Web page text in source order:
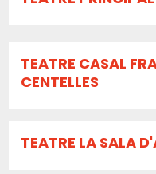
TEATRE CASAL
CENTELLES
TEATRE LA SALA